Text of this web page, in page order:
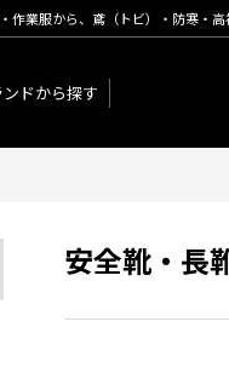
業服から、鳶（トビ）・防寒・高
ンドから探す
安全靴・長